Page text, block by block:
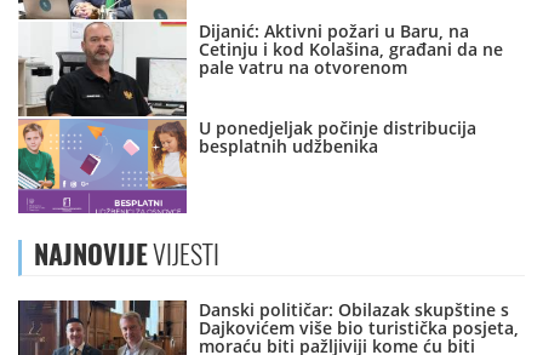
Dijanić: Aktivni požari u Baru, na
Cetinju i kod Kolašina, građani da ne
pale vatru na otvorenom
U ponedjeljak počinje distribucija
besplatnih udžbenika
NAJNOVIJEVIJESTI
Danski političar: Obilazak skupštine s
Dajkovićem više bio turistička posjeta,
moraću biti pažljiviji kome ću biti